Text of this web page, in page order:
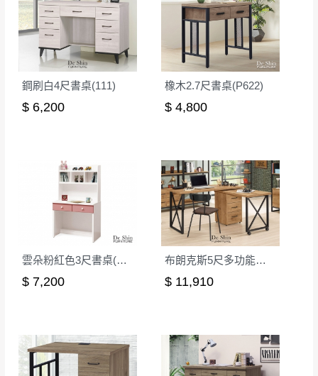
百貨公司配送暫無法配合開店前、閉店後時段，並送
至百貨公司卸貨區為限，恕無法送至指定樓面。
遇百貨周年慶期間，恕暫停百貨公司相關運送 》
無回收家具服務，若需回收家俱可聯絡當地請清潔隊
回收,免付費清運專線：0800-085-717
形，我們需酌收退貨運費。
如欲放置營業場所及公開場合之商品則無享
有商品一年保固之服務。
訂單成立時請儘速於三日內完成付款，交易恕不
殺價，商品均已最低價格售出 ，且在特定時日會給
予折扣，請密切注意。
無回收家具服務，若需回收家具可聯絡當地請清
潔隊回收,免付費清運專線：0800-085-717。
鋼刷白4尺書桌(111)
$ 6,200
橡木2.7尺書桌(P622)
$ 4,800
雲朵粉紅色3尺書桌(上+下)
$ 7,200
布朗克斯5尺多功能旋轉桌
$ 11,910